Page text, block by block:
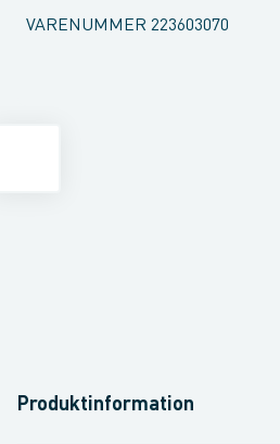
VARENUMMER 223603070
Produktinformation